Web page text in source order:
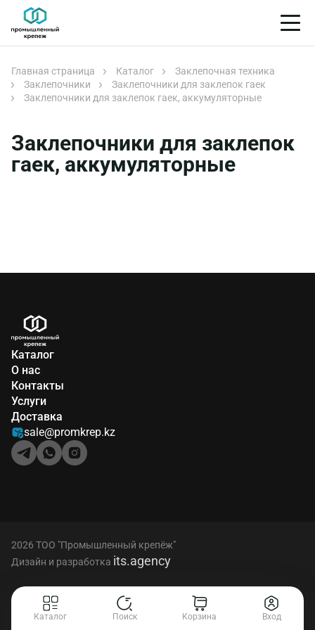
Каталог Поиск Корзина Вход
Главная страница Каталог
Заклепочная техника
Заклепочники
Заклепочники для заклепок гаек
Заклепочники для заклепок гаек, аккумуляторные
Заклепочники для заклепок
гаек, аккумуляторные
Каталог
О нас
Контакты
Услуги
Доставка
sale@promkrep.kz
2026 ТОО "Промышленный крепёж"
Дизайн и разработка its.agency